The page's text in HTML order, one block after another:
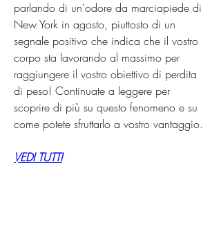
parlando di un'odore da marciapiede di
New York in agosto, piuttosto di un
segnale positivo che indica che il vostro
corpo sta lavorando al massimo per
raggiungere il vostro obiettivo di perdita
di peso! Continuate a leggere per
scoprire di più su questo fenomeno e su
come potete sfruttarlo a vostro vantaggio.
VEDI TUTTI